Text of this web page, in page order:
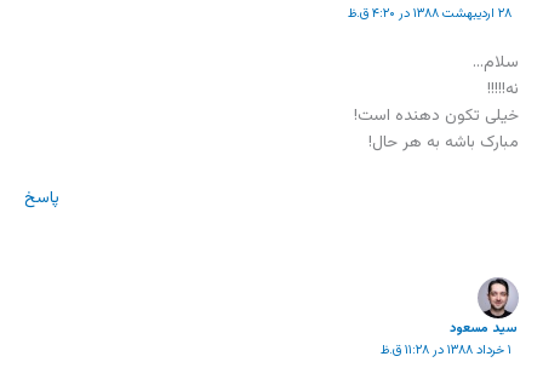
۲۸ اردیبهشت ۱۳۸۸ در ۴:۲۰ ق.ظ
سلام…
نه!!!!!
خیلی تکون دهنده است!
مبارک باشه به هر حال!
پاسخ
سید مسعود
۱ خرداد ۱۳۸۸ در ۱۱:۲۸ ق.ظ